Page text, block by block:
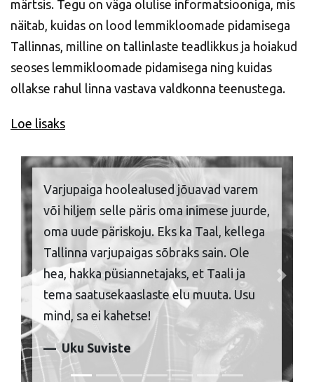
märtsis. Tegu on väga olulise informatsiooniga, mis
näitab, kuidas on lood lemmikloomade pidamisega
Tallinnas, milline on tallinlaste teadlikkus ja hoiakud
seoses lemmikloomade pidamisega ning kuidas
ollakse rahul linna vastava valdkonna teenustega.
Loe lisaks
Varjupaiga hoolealused jõuavad varem
või hiljem selle päris oma inimese juurde,
oma uude päriskoju. Eks ka Taal, kellega
Tallinna varjupaigas sõbraks sain. Ole
hea, hakka püsiannetajaks, et Taali ja
tema saatusekaaslaste elu muuta. Usu
mind, sa ei kahetse!
Uku Suviste
Previous Next